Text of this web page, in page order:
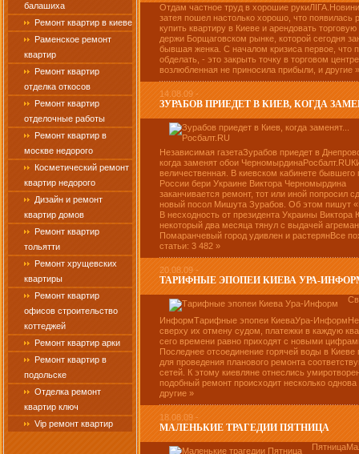
балашиха
Ремонт квартир в киеве
Раменское ремонт
квартир
Ремонт квартир
отделка откосов
Ремонт квартир
отделочные работы
Ремонт квартир в
москве недорого
Косметический ремонт
квартир недорого
Дизайн и ремонт
квартир домов
Ремонт квартир
тольятти
Ремонт хрущевских
квартиры
Ремонт квартир
офисов строительство
коттеджей
Ремонт квартир арки
Ремонт квартир в
подольске
Отделка ремонт
квартир ключ
Vip ремонт квартир
Отдам частное труд в хорошие
затея пошел настолько хорошо, что появилась
купить квартиру в Киеве и арендовать торговую
держи Борщаговском рынке, которой сегодня
бывшая женка. С началом кризиса первое, что
обделать, - это закрыть точку в торговом
возлюбленная не приносила прибыли, и другие »
14.08.09 -
ЗУРАБОВ ПРИЕДЕТ В КИЕВ, КОГДА
Независимая газетаЗурабов приедет в
когда заменят обои
величественная. В киевском кабинете бывшего
России бери Украине Виктора Черномырдина
заканчивается ремонт, тот или иной попросил
новый посол Мишута Зурабов. Об этом пишут
В несходность от президента Украины
некоторый два месяца тянул с выдачей
Помаранчевый город удивлен и растерянВсе
статьи: 3 482 »
20.08.09 -
ТАРИФНЫЕ ЭПОПЕИ КИЕВА УРА-
ИнформТарифные эпопеи КиеваУра-
сверху их отмену судом, платежки в каждую
сего времени равно приходят с новыми
Последнее отсоединение горячей воды в Киеве
для проведения планового ремонта
сетей. К этому киевляне отнеслись
подобный ремонт происходит несколько однова
другие »
18.08.09 -
МАЛЕНЬКИЕ ТРАГЕДИИ ПЯТНИЦА